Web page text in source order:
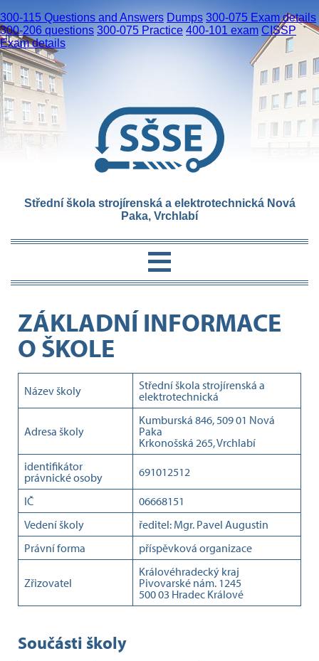
300-115 Questions and Answers Dumps 300-075 Exam details
300-206 questions 300-075 Practice 400-101 exam CISSP
Exam details
Střední škola strojírenská a elektrotechnická Nová
Paka, Vrchlabí
ZÁKLADNÍ INFORMACE
O ŠKOLE
Název školy
Střední škola strojírenská a
elektrotechnická
Adresa školy
Kumburská 846, 509 01 Nová
Paka
Krkonošská 265, Vrchlabí
identifikátor
právnické osoby
691012512
IČ
06668151
Vedení školy
ředitel: Mgr. Pavel Augustin
Právní forma
příspěvková organizace
Zřizovatel
Královéhradecký kraj
Pivovarské nám. 1245
500 03 Hradec Králové
Součásti školy